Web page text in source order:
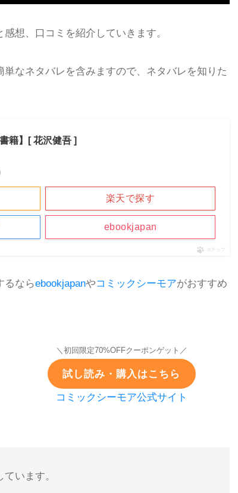
想、口コミを紹介していきます。
なネタバレを含みますので、ネタバレを知りた
籍】[ 花沢健吾 ]
楽天で探す
ebookjapan
ポチップ
るならebookjapanやコミックシーモアがおすすめ
＼初回限定70%OFFクーポンゲット／
試し読み・購入はこちら
コミックシーモア公式サイト
います。